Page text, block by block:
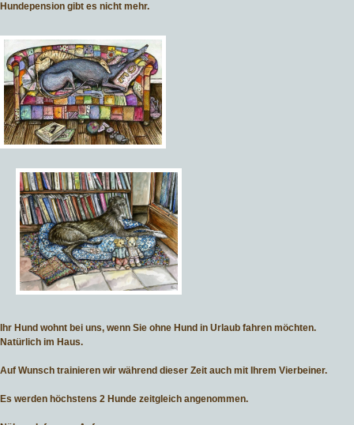
Hundepension gibt es nicht mehr.
Ihr Hund wohnt bei uns, wenn Sie ohne Hund in Urlaub fahren möchten.
Natürlich im Haus.
Auf Wunsch trainieren wir während dieser Zeit auch mit Ihrem Vierbeiner.
Es werden höchstens 2 Hunde zeitgleich angenommen.